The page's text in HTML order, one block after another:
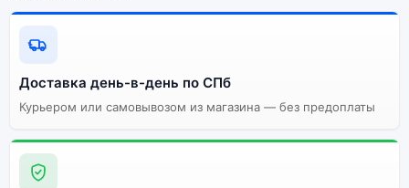
Доставка день-в-день по СПб
Курьером или самовывозом из магазина — без предоплаты